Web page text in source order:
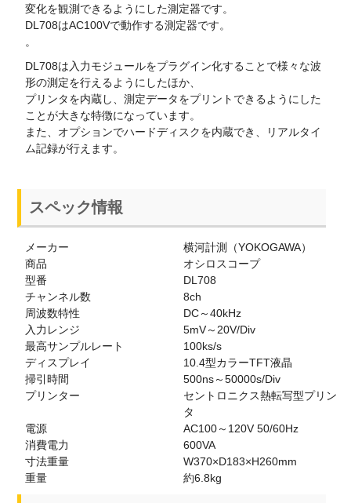
変化を観測できるようにした測定器です。
DL708はAC100Vで動作する測定器です。
。
DL708は入力モジュールをプラグイン化することで様々な波
形の測定を行えるようにしたほか、
プリンタを内蔵し、測定データをプリントできるようにした
ことが大きな特徴になっています。
また、オプションでハードディスクを内蔵でき、リアルタイ
ム記録が行えます。
スペック情報
メーカー
横河計測（YOKOGAWA）
商品
オシロスコープ
型番
DL708
チャンネル数
8ch
周波数特性
DC～40kHz
入力レンジ
5mV～20V/Div
最高サンプルレート
100ks/s
ディスプレイ
10.4型カラーTFT液晶
掃引時間
500ns～50000s/Div
プリンター
セントロニクス熱転写型プリン
タ
電源
AC100～120V 50/60Hz
消費電力
600VA
寸法重量
W370×D183×H260mm
重量
約6.8kg